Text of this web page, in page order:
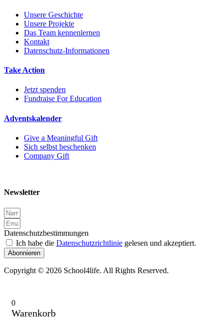
Unsere Geschichte
Unsere Projekte
Das Team kennenlernen
Kontakt
Datenschutz-Informationen
Take Action
Jetzt spenden
Fundraise For Education
Adventskalender
Give a Meaningful Gift
Sich selbst beschenken
Company Gift
Newsletter
Datenschutzbestimmungen
Ich habe die Datenschutzrichtlinie gelesen und akzeptiert.
Abonnieren
Copyright © 2026 School4life. All Rights Reserved.
0
Warenkorb